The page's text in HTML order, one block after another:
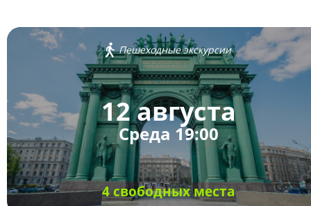
Пешеходные экскурсии
12 августа
Среда 19:00
4 свободных места